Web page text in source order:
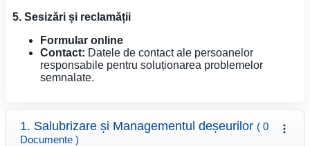
5. Sesizări și reclamății
Formular online
Contact: Datele de contact ale persoanelor
responsabile pentru soluționarea problemelor
semnalate.
1. Salubrizare și Managementul deșeurilor ( 0
Documente )